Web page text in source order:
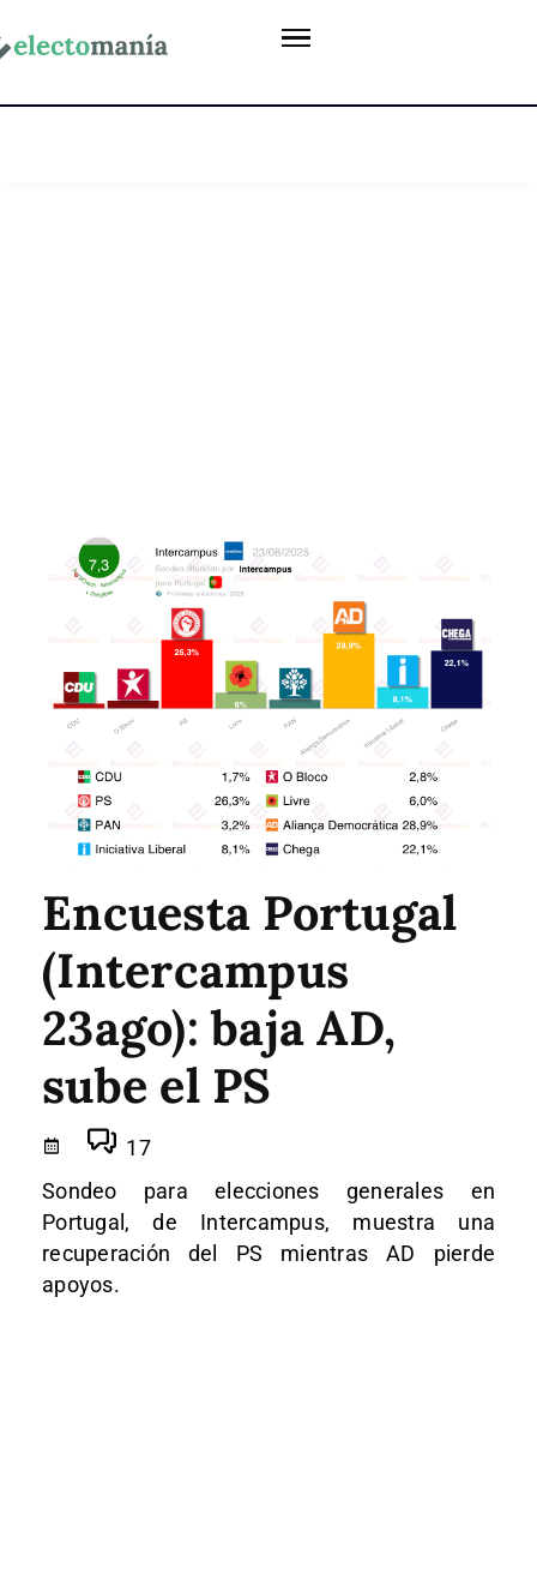
Encuesta Portugal
(Intercampus
23ago): baja AD,
sube el PS
17
Sondeo para elecciones generales en
Portugal, de Intercampus, muestra una
recuperación del PS mientras AD pierde
apoyos.